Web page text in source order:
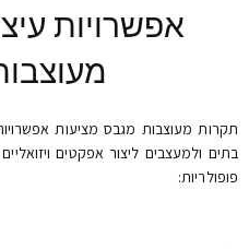
אפשרויות
תקרות מעוצבות מגבס מציעות
בתים ולמעצבים ליצור אפקטים
פופולריות: